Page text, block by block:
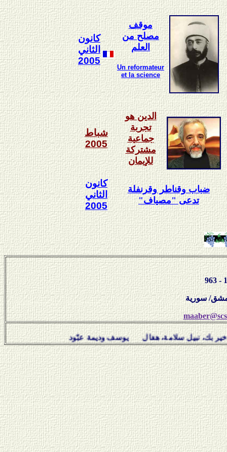
كانون
الثاني
2005
موقف
مصلح من
العلم
Un reformateur
et la science
شباط
2005
الدين هو
تجربة
جماعية
مشتركة
للإيمان
كانون
الثاني
2005
ضباب وقناطر وقرنفلة
تدعى "مصياف"
سلامة، هفال يوسف وديمة عبّود